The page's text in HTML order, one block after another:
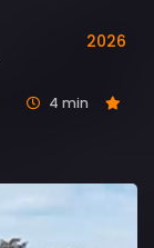
2026
4 min